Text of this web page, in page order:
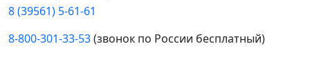
8 (39561) 5-61-61
8-800-301-33-53(звонок по России бесплатный)